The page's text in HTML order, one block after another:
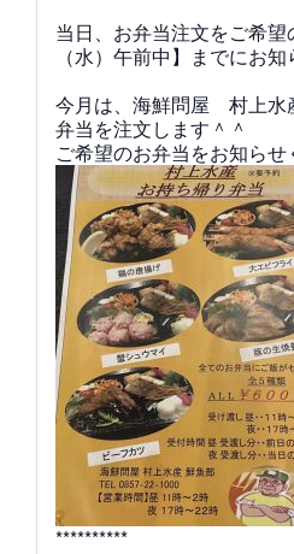
当日、お弁当注文をご希望
（水）午前中】までにお知
今月は、海鮮問屋 村上
弁当を注文します＾＾
ご希望のお弁当をお知らせ
**********